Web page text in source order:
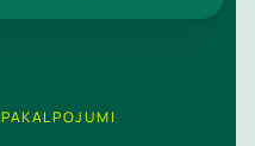
PAKALPOJUMI